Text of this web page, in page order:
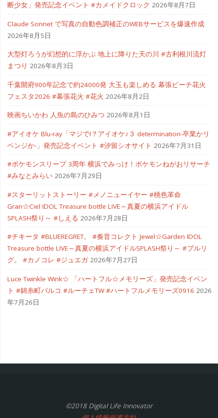
断少女」発売記念イベント #カメイドクロック 2026年8月7日
Claude Sonnet で写真の自動色調補正のWEBサービスを爆速作成
2026年8月5日
大型灯ろうが幻想的に浮かぶ 地上に降りた天の川 #古利根川流灯
まつり 2026年8月3日
千葉開府900年記念で約24000発 大玉も楽しめる 幕張ビーチ花火
フェスタ2026 #幕張花火 #花火 2026年8月2日
映画ちいかわ 人魚の島のひみつ 2026年8月1日
#アイオケ Blu-ray「マジで!？アイオケ♪３ determination-卒業かリ
ベンジか-」発売記念イベント #汐留シオサイト 2026年7月31日
#ポケモンスリープ 3周年 横浜でみっけ！ポケモンねがおリサーチ
#みなとみらい 2026年7月29日
#スターリットストーリー #メノニューイヤー #桃色革命
Gran☆Ciel IDOL Treasure bottle LIVE～真夏の横浜アイドル
SPLASH祭り～ #しえる 2026年7月28日
#チキータ #BLUEREGRET。 #奏音コレクト Jewel☆Garden IDOL
Treasure bottle LIVE～真夏の横浜アイドルSPLASH祭り～ #ブルリ
グ。 #カノコレ #ジュエガ 2026年7月27日
Luce Twinkle Wink☆ 「ハートフル☆メモリーズ」発売記念イベン
ト #錦糸町パルコ #ルーチェTW #ハートフルメモリーズ0916 2026
年7月26日
©2018 Digital Life Innovator